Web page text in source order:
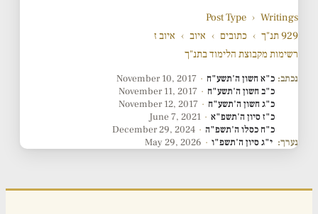
Post Type › Writings
929 תנ"ך
› כתובים › איוב › איוב ז
רשימות מקבוצת הלימוד בתנ"ך
נכתב: כ"א חשון ה'תשע"ח ·
November 10, 2017
כ"ב חשון ה'תשע"ח ·
November 11, 2017
כ"ג חשון ה'תשע"ח ·
November 12, 2017
כ"ז סיון ה'תשפ"א ·
June 7, 2021
כ"ח כסלו ה'תשפ"ה ·
December 29, 2024
נערך: י"ג סיון ה'תשפ"ו ·
May 29, 2026